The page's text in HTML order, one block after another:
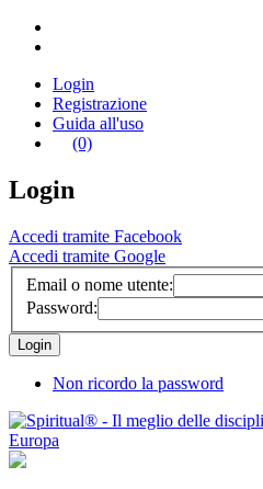
Login
Registrazione
Guida all'uso
(0)
Login
Accedi tramite Facebook
Accedi tramite Google
Email o nome utente:
Password:
Non ricordo la password